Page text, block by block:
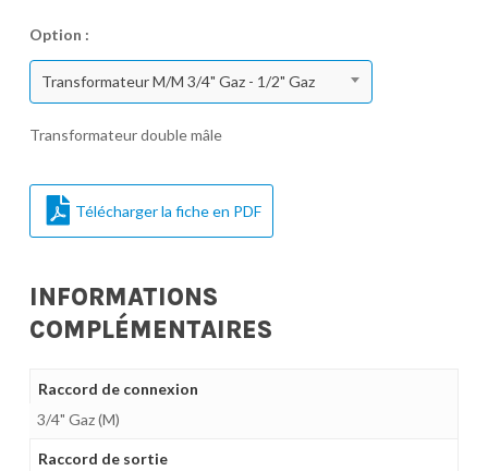
Option :
Transformateur M/M 3/4" Gaz - 1/2" Gaz
Transformateur double mâle
Télécharger la fiche en PDF
INFORMATIONS
COMPLÉMENTAIRES
Raccord de connexion
3/4" Gaz (M)
Raccord de sortie